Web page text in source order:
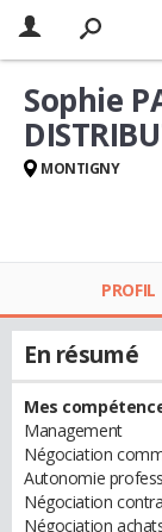
Sophie
MONTIGNY
PROFIL
En résumé
Mes
Management
Négociation
Autonomie
Négociation
Négociation